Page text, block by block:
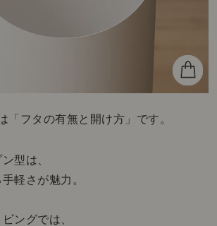
「フタの有無と開け方」です。
型は、
軽さが魅力。
ングでは、